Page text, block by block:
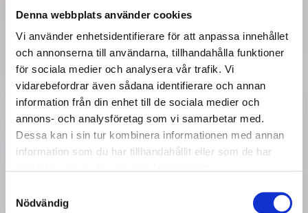
Denna webbplats använder cookies
Vi använder enhetsidentifierare för att anpassa innehållet
och annonserna till användarna, tillhandahålla funktioner
för sociala medier och analysera vår trafik. Vi
vidarebefordrar även sådana identifierare och annan
information från din enhet till de sociala medier och
annons- och analysföretag som vi samarbetar med.
Dessa kan i sin tur kombinera informationen med annan
information som du har tillhandahållit eller som de har
Nödvändig